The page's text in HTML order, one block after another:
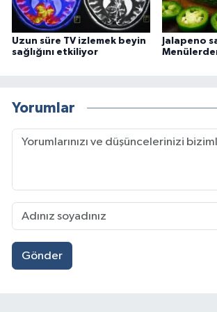
Uzun süre TV izlemek beyin
sağlığını etkiliyor
Jalapeno
Yorumlar
Gönder